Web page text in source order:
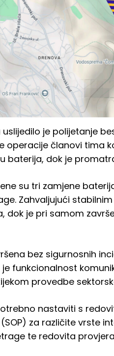
uslijedilo je polijetanje
operacije članovi tima
baterija, dok je
su tri zamjene
Zahvaljujući
dok je pri samom
bez sigurnosnih
funkcionalnost
provedbe
nastaviti s
za različite vrste
te redovita